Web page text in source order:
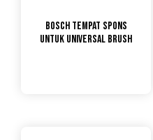
Bosch Tempat Spons
untuk Universal Brush